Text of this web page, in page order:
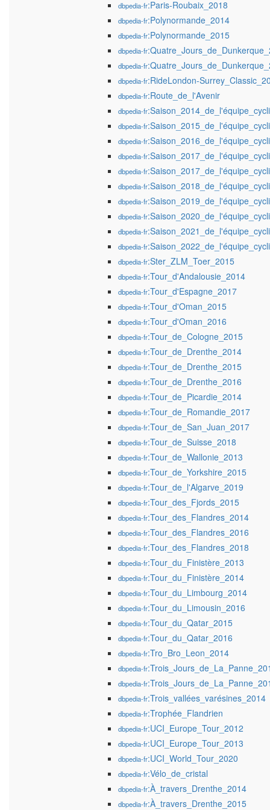
dbpedia-fr:Paris-Roubaix_2018
dbpedia-fr:Polynormande_2014
dbpedia-fr:Polynormande_2015
dbpedia-fr
dbpedia-fr
dbpedia-fr:RideLondon-
dbpedia-fr:Route_de_l'Avenir
dbpedia-fr
dbpedia-fr
dbpedia-fr
dbpedia-fr
dbpedia-fr
dbpedia-fr
dbpedia-fr
dbpedia-fr
dbpedia-fr
dbpedia-fr
dbpedia-fr:Ster_ZLM_Toer_2015
dbpedia-fr:Tour_d'Andalousie_2014
dbpedia-fr:Tour_d'Espagne_2017
dbpedia-fr:Tour_d'Oman_2015
dbpedia-fr:Tour_d'Oman_2016
dbpedia-fr:Tour_de_Cologne_2015
dbpedia-fr:Tour_de_Drenthe_2014
dbpedia-fr:Tour_de_Drenthe_2015
dbpedia-fr:Tour_de_Drenthe_2016
dbpedia-fr:Tour_de_Picardie_2014
dbpedia-fr:Tour_de_Romandie_2017
dbpedia-fr:Tour_de_San_Juan_2017
dbpedia-fr:Tour_de_Suisse_2018
dbpedia-fr:Tour_de_Wallonie_2013
dbpedia-fr:Tour_de_Yorkshire_2015
dbpedia-fr:Tour_de_l'Algarve_2019
dbpedia-fr:Tour_des_Fjords_2015
dbpedia-fr:Tour_des_Flandres_2014
dbpedia-fr:Tour_des_Flandres_2016
dbpedia-fr:Tour_des_Flandres_2018
dbpedia-fr:Tour_du_Finistère_2013
dbpedia-fr:Tour_du_Finistère_2014
dbpedia-fr:Tour_du_Limbourg_2014
dbpedia-fr:Tour_du_Limousin_2016
dbpedia-fr:Tour_du_Qatar_2015
dbpedia-fr:Tour_du_Qatar_2016
dbpedia-fr:Tro_Bro_Leon_2014
dbpedia-fr
dbpedia-fr
dbpedia-fr:Trois_vallées_varésines_2014
dbpedia-fr:Trophée_Flandrien
dbpedia-fr:UCI_Europe_Tour_2012
dbpedia-fr:UCI_Europe_Tour_2013
dbpedia-fr:UCI_World_Tour_2020
dbpedia-fr:Vélo_de_cristal
dbpedia-fr:À_travers_Drenthe_2014
dbpedia-fr:À_travers_Drenthe_2015